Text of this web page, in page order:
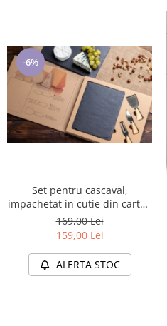
-6%
Set pentru cascaval,
impachetat in cutie din carton
robust, cu placa de ardezie si
cutite din inox
169,00 Lei
159,00 Lei
ALERTA STOC